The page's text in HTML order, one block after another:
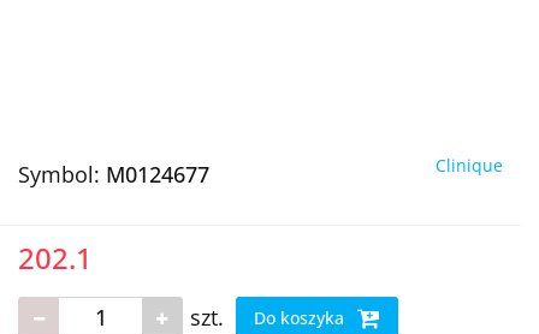
Symbol: M0124677 Clinique
202.1
szt. Do koszyka